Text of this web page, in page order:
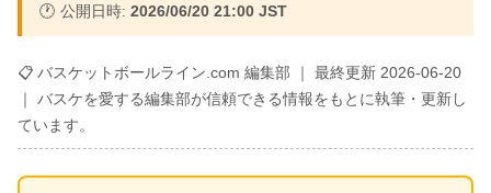
🕐 公開日時: 2026/06/20 21:00 JST
📋 バスケットボールライン.com 編集部 ｜ 最終更新 2026-06-20
｜ バスケを愛する編集部が信頼できる情報をもとに執筆・更新し
ています。